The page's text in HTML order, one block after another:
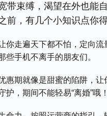
带束缚，渴望在外也能
，有几个小知识点你得
你走遍天下都不怕，定向
手机不离手的朋友们。
惠期就像是甜蜜的陷阱，
，期间不能轻易“离婚”哦！